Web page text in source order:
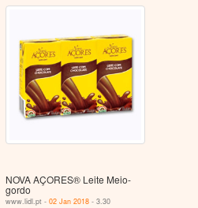
NOVA AÇORES® Leite Meio-
gordo
www.lidl.pt -02 Jan 2018 - 3.30